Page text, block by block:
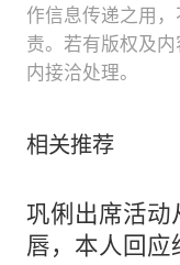
作信息传递之用
责。若有版权及
内接洽处理。
相关推荐
巩俐出席活动
唇，本人回应